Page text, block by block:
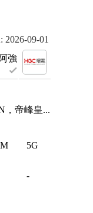
2026-09-01
強
，帝峰皇...
5G
-